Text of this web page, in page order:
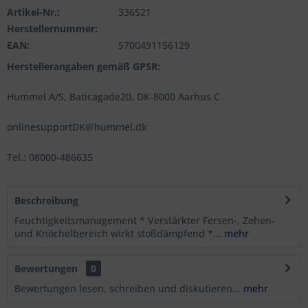
Artikel-Nr.:
336521
Herstellernummer:
EAN:
5700491156129
Herstellerangaben gemäß GPSR:
Hummel A/S, Baticagade20, DK-8000 Aarhus C
onlinesupportDK@hummel.dk
Tel.: 08000-486635
Beschreibung
Feuchtigkeitsmanagement * Verstärkter Fersen-, Zehen-
und Knöchelbereich wirkt stoßdämpfend *... mehr
Bewertungen
0
Bewertungen lesen, schreiben und diskutieren... mehr